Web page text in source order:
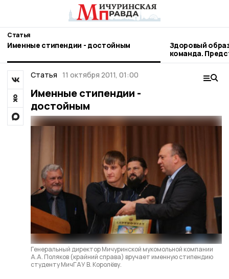
Статья
Именные стипендии - достойным
Здоровый
команда.
наукограда
Статья 11 октября 2011, 01:00
Именные стипендии -
достойным
Генеральный директор Мичуринской мукомольной компании
А.А. Поляков (крайний справа) вручает именную стипендию
студенту МичГАУ В. Королёву.